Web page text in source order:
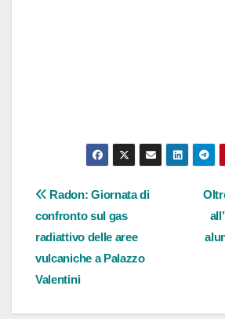
Navigazione
articoli
Radon: Giornata di
confronto sul gas
radiattivo delle aree
vulcaniche a Palazzo
Valentini